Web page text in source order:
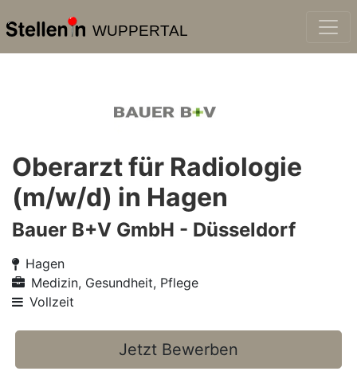
WUPPERTAL
Oberarzt für Radiologie
(m/w/d) in Hagen
Bauer B+V GmbH - Düsseldorf
Hagen
Medizin, Gesundheit, Pflege
Vollzeit
Jetzt Bewerben